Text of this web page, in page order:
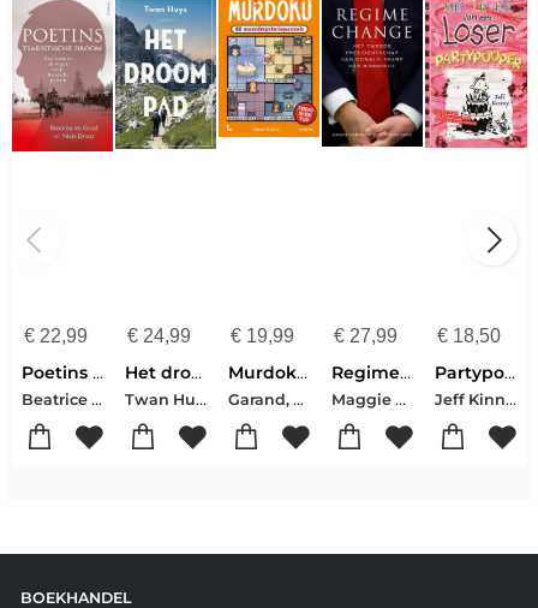
€22,99
Poetins tsaristische droom
Beatrice de Graaf-Niels Drost
€24,99
Het droompad
Twan Huys
€ 19,99
Murdoku - Terug In De Tijd
Garand, Manuel
€ 27,99
Regime change
Maggie Haberman-Jonathan Swan
€ 18,50
Partypooper
Jeff Kinney
BOEKHANDEL